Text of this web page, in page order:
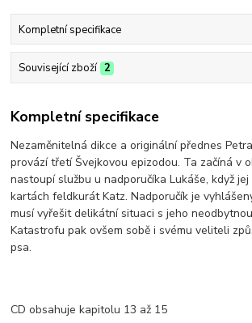
Kompletní specifikace
Související zboží 2
Kompletní specifikace
Nezaměnitelná dikce a originální přednes
provází třetí Švejkovou epizodou. Ta začíná v
nastoupí službu u nadporučíka Lukáše, když
kartách feldkurát Katz. Nadporučík je
musí vyřešit delikátní situaci s jeho
Katastrofu pak ovšem sobě i svému veliteli
psa.
CD obsahuje kapitolu 13 až 15